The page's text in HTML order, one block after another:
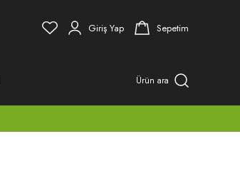
Giriş Yap Sepetim
Ürün ara